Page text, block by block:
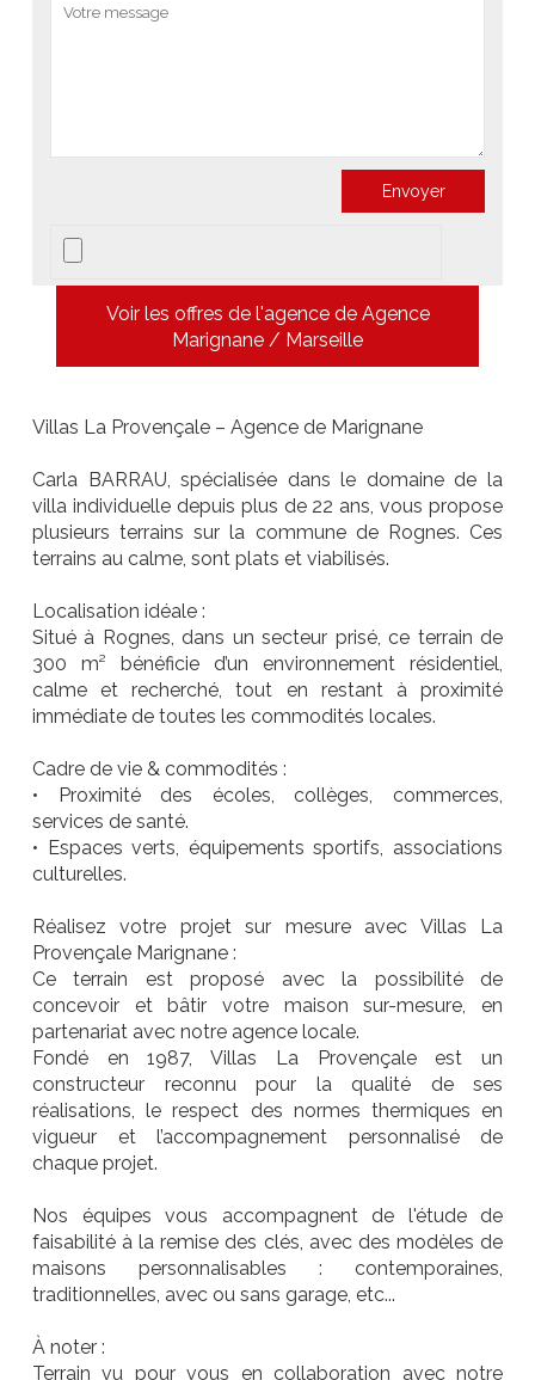
Voir les offres de l'agence de Agence
Marignane / Marseille
Villas La Provençale – Agence de Marignane
Carla BARRAU, spécialisée dans le domaine de la
villa individuelle depuis plus de 22 ans, vous propose
plusieurs terrains sur la commune de Rognes. Ces
terrains au calme, sont plats et viabilisés.
Localisation idéale :
Situé à Rognes, dans un secteur prisé, ce terrain de
300 m² bénéficie d’un environnement résidentiel,
calme et recherché, tout en restant à proximité
immédiate de toutes les commodités locales.
Cadre de vie & commodités :
• Proximité des écoles, collèges, commerces,
services de santé.
• Espaces verts, équipements sportifs, associations
culturelles.
Réalisez votre projet sur mesure avec Villas La
Provençale Marignane :
Ce terrain est proposé avec la possibilité de
concevoir et bâtir votre maison sur-mesure, en
partenariat avec notre agence locale.
Fondé en 1987, Villas La Provençale est un
constructeur reconnu pour la qualité de ses
réalisations, le respect des normes thermiques en
vigueur et l’accompagnement personnalisé de
chaque projet.
Nos équipes vous accompagnent de l'étude de
faisabilité à la remise des clés, avec des modèles de
maisons personnalisables : contemporaines,
traditionnelles, avec ou sans garage, etc...
À noter :
Terrain vu pour vous en collaboration avec notre